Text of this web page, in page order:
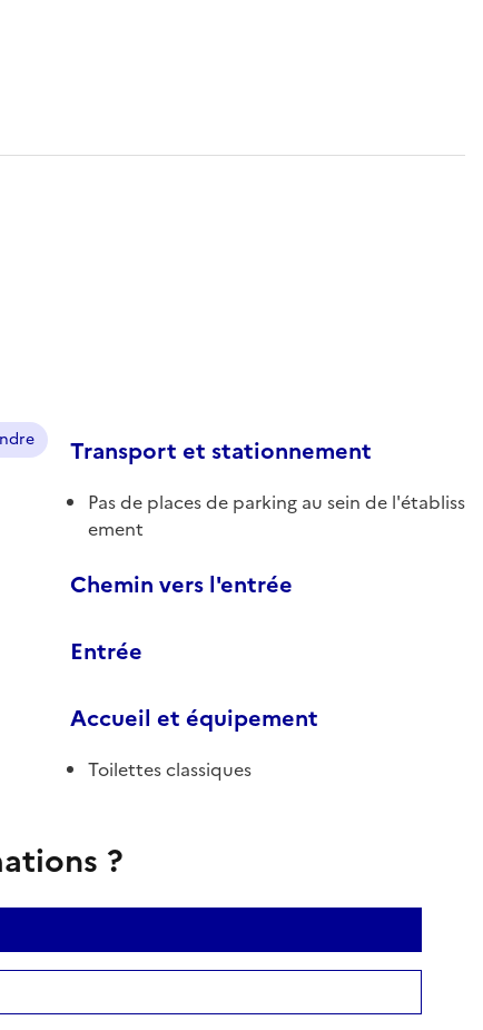
Transport et stationnement
Pas de places de parking au sein de l'établiss
ement
Chemin vers l'entrée
Entrée
Accueil et équipement
Toilettes classiques
?